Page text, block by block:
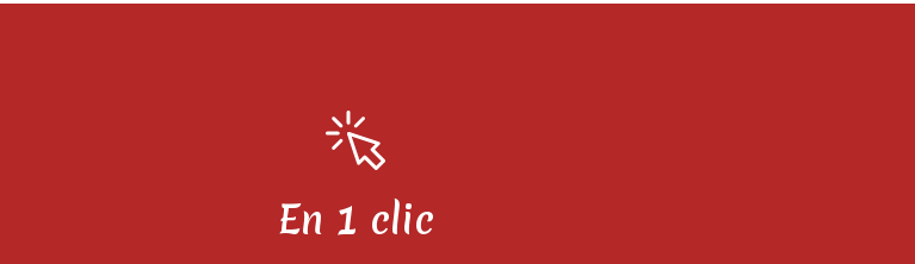
En 1 clic